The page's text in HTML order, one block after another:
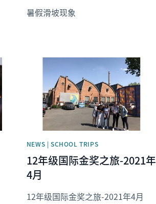
暑假滑坡现象
NEWS | SCHOOL TRIPS
12年级国际金奖之旅-2021年
4月
12年级国际金奖之旅-2021年4月